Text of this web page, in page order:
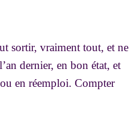
sortir, vraiment tout, et ne
dernier, en bon état, et
en réemploi. Compter